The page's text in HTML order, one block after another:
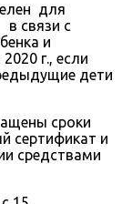
для
связи с
и
г., если
дети
сроки
сертификат и
средствами